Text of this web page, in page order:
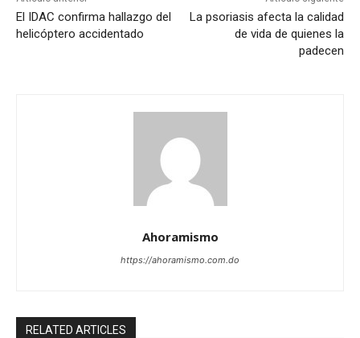
El IDAC confirma hallazgo del
helicóptero accidentado
La psoriasis afecta la calidad
de vida de quienes la
padecen
Ahoramismo
https://ahoramismo.com.do
RELATED ARTICLES